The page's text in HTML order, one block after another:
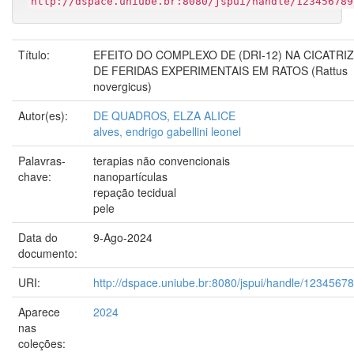
Título:
EFEITO DO COMPLEXO DE (DRI-12) NA
DE FERIDAS EXPERIMENTAIS EM RATOS (Rattus
novergicus)
Autor(es):
DE QUADROS, ELZA ALICE
alves, endrigo gabellini leonel
Palavras-
chave:
terapias não convencionais
nanopartículas
repação tecidual
pele
Data do
documento:
9-Ago-2024
URI:
http://dspace.uniube.br:8080/jspui/handle/
Aparece
nas
coleções:
2024